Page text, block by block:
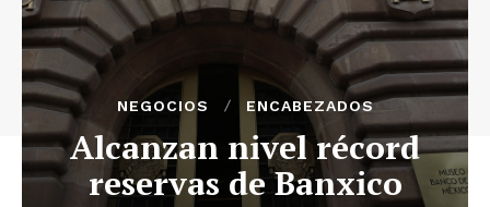
NEGOCIOS ENCABEZADOS
Alcanzan nivel récord
reservas de Banxico